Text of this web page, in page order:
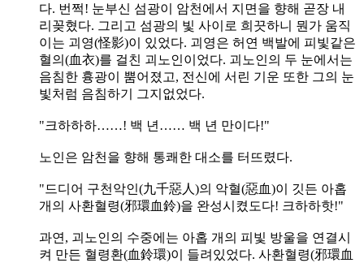
다. 번쩍! 눈부신 섬광이 암천에서 지면을 향해 곧장 내
리꽂혔다. 그리고 섬광의 빛 사이로 희끗하니 뭔가 움직
이는 괴영(怪影)이 있었다. 괴영은 허연 백발에 피빛같은
혈의(血衣)를 걸친 괴노인이었다. 괴노인의 두 눈에서는
음침한 흉광이 뿜어졌고, 전신에 서린 기운 또한 그의 눈
빛처럼 음침하기 그지없었다.
"크하하하……! 백 년…… 백 년 만이다!"
노인은 암천을 향해 통쾌한 대소를 터뜨렸다.
"드디어 구천악인(九千惡人)의 악혈(惡血)이 깃든 아홉
개의 사환혈령(邪環血鈴)을 완성시켰도다! 크하하핫!"
과연, 괴노인의 수중에는 아홉 개의 피빛 방울을 연결시
켜 만든 혈령환(血鈴環)이 들려있었다. 사환혈령(邪環血